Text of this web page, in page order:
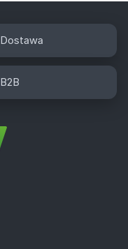
Dostawa
B2B